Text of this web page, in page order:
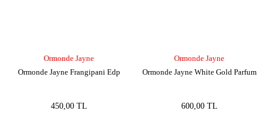
Ormonde Jayne
Ormonde Jayne Frangipani Edp
450,00 TL
Ormonde Jayne
Ormonde Jayne White Gold Parfum
600,00 TL